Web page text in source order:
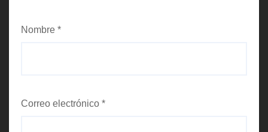
Nombre *
Correo electrónico *